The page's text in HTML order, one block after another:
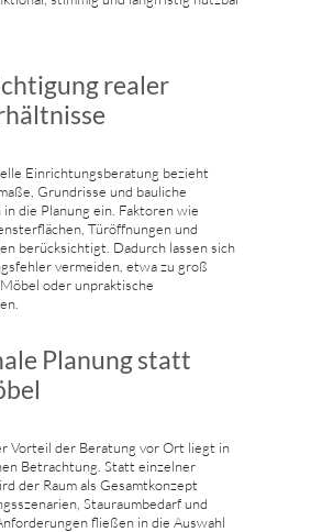
realer
Einrichtungsberatung bezieht
Grundrisse und bauliche
die Planung ein. Faktoren wie
Türöffnungen und
berücksichtigt. Dadurch lassen sich
vermeiden, etwa zu groß
oder unpraktische
Planung statt
Vorteil der Beratung vor Ort liegt in
Betrachtung. Statt einzelner
der Raum als Gesamtkonzept
Stauraumbedarf und
fließen in die Auswahl